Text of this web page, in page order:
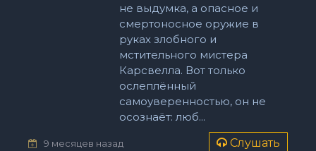
не выдумка, а опасное и
смертоносное оружие в
руках злобного и
мстительного мистера
Карсвелла. Вот только
ослеплённый
самоуверенностью, он не
осознаёт: люб...
9 месяцев назад Слушать